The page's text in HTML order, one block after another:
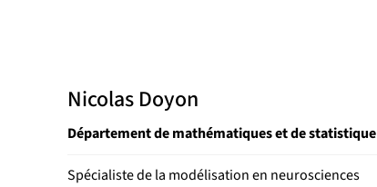
Nicolas Doyon
Département de mathématiques et de statistique
Spécialiste de la modélisation en neurosciences